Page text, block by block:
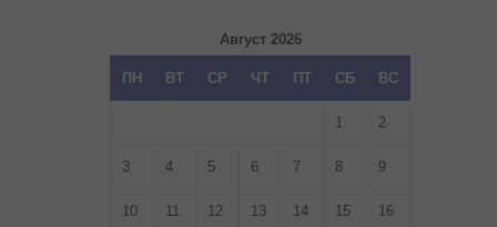
Август 2026
ПН ВТ СР ЧТ ПТ СБ ВС
1 2
3 4 5 6 7 8 9
10 11 12 13 14 15 16